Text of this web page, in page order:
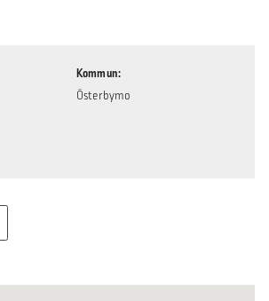
Kommun
Österbymo